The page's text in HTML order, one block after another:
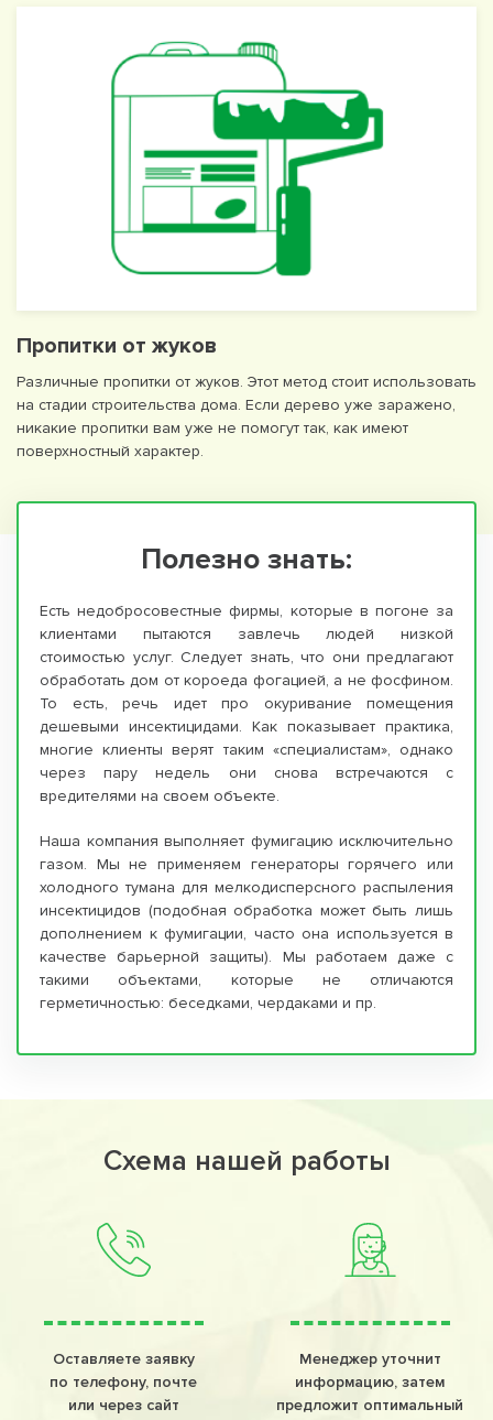
Пропитки от жуков
Различные пропитки от жуков. Этот метод стоит использовать
на стадии строительства дома. Если дерево уже заражено,
никакие пропитки вам уже не помогут так, как имеют
поверхностный характер.
Полезно знать:
Есть недобросовестные фирмы, которые в погоне за
клиентами пытаются завлечь людей низкой
стоимостью услуг. Следует знать, что они предлагают
обработать дом от короеда фогацией, а не фосфином.
То есть, речь идет про окуривание помещения
дешевыми инсектицидами. Как показывает практика,
многие клиенты верят таким «специалистам», однако
через пару недель они снова встречаются с
вредителями на своем объекте.
Наша компания выполняет фумигацию исключительно
газом. Мы не применяем генераторы горячего или
холодного тумана для мелкодисперсного распыления
инсектицидов (подобная обработка может быть лишь
дополнением к фумигации, часто она используется в
качестве барьерной защиты). Мы работаем даже с
такими объектами, которые не отличаются
герметичностью: беседками, чердаками и пр.
Схема нашей работы
Оставляете заявку
по телефону, почте
или через сайт
Менеджер уточнит
информацию, затем
предложит оптимальный